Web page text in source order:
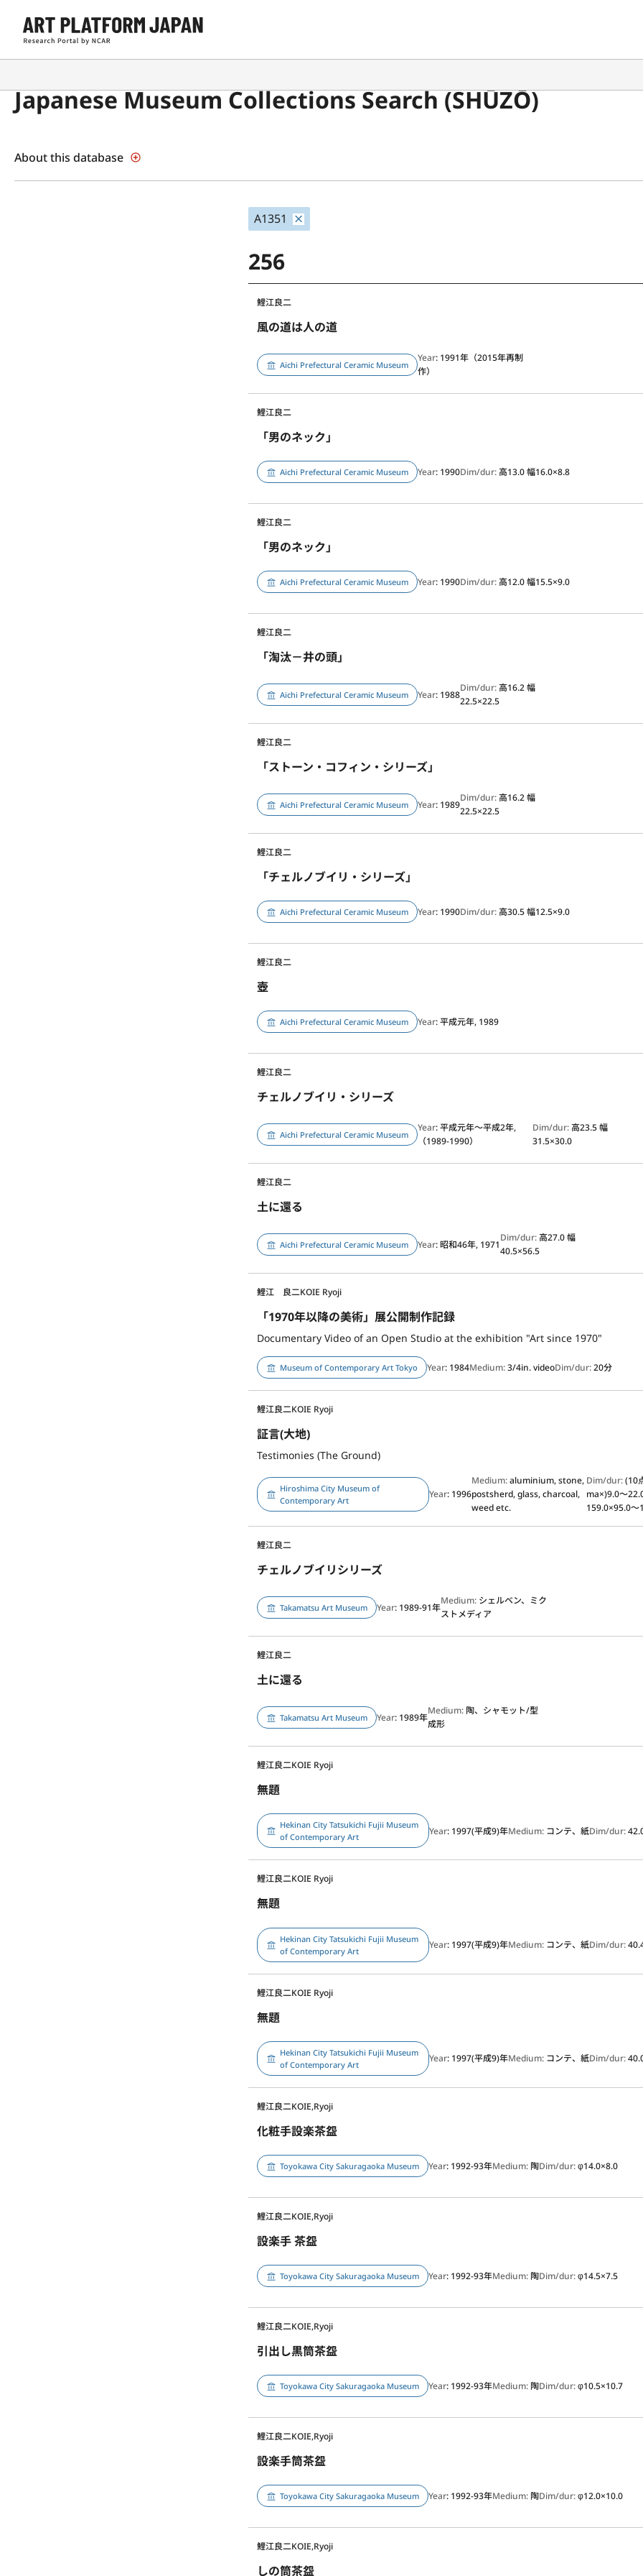
Japanese Museum Collections Search (SHŪZŌ)
About this database
A1351
256
風の道は人の道
鯉江良二
Aichi Prefectural Ceramic Museum
Year: 1991年（2015年再制
作）
「男のネック」
鯉江良二
Aichi Prefectural Ceramic Museum Year: 1990Dim/dur:高13.0 幅16.0×8.8
「男のネック」
鯉江良二
Aichi Prefectural Ceramic Museum Year: 1990Dim/dur:高12.0 幅15.5×9.0
「淘汰－井の頭」
鯉江良二
Aichi Prefectural Ceramic Museum Year: 1988
Dim/dur:高16.2 幅
22.5×22.5
「ストーン・コフィン・シリーズ」
鯉江良二
Aichi Prefectural Ceramic Museum Year: 1989
Dim/dur:高16.2 幅
22.5×22.5
「チェルノブイリ・シリーズ」
鯉江良二
Aichi Prefectural Ceramic Museum Year: 1990Dim/dur:高30.5 幅12.5×9.0
壺
鯉江良二
Aichi Prefectural Ceramic Museum Year: 平成元年, 1989
チェルノブイリ・シリーズ
鯉江良二
Aichi Prefectural Ceramic Museum
Year: 平成元年～平成2年,
（1989-1990）
Dim/dur:高23.5 幅
31.5×30.0
土に還る
鯉江良二
Aichi Prefectural Ceramic Museum Year: 昭和46年, 1971
Dim/dur:高27.0 幅
40.5×56.5
「1970年以降の美術」展公開制作記録
Documentary Video of an Open Studio at the exhibition "Art since 1970"
鯉江 良二KOIE Ryoji
Museum of Contemporary Art Tokyo Year: 1984Medium:3/4in. videoDim/dur:20分
証言(大地)
Testimonies (The Ground)
鯉江良二KOIE Ryoji
Hiroshima City Museum of
Contemporary Art
Year: 1996
Medium:aluminium, stone,
postsherd, glass, charcoal,
weed etc.
Dim/dur:(10
ma×)9.0～
159.0×95.0～
チェルノブイリシリーズ
鯉江良二
Takamatsu Art Museum Year: 1989-91年
Medium: シェルベン、ミク
ストメディア
土に還る
鯉江良二
Takamatsu Art Museum Year: 1989年
Medium: 陶、シャモット/型
成形
無題
鯉江良二KOIE Ryoji
Hekinan City Tatsukichi Fujii Museum
of Contemporary Art
Year: 1997(平成9)年Medium: コンテ、紙Dim/dur:
無題
鯉江良二KOIE Ryoji
Hekinan City Tatsukichi Fujii Museum
of Contemporary Art
Year: 1997(平成9)年Medium: コンテ、紙Dim/dur:
無題
鯉江良二KOIE Ryoji
Hekinan City Tatsukichi Fujii Museum
of Contemporary Art
Year: 1997(平成9)年Medium: コンテ、紙Dim/dur:
化粧手設楽茶盌
鯉江良二KOIE,Ryoji
Toyokawa City Sakuragaoka Museum Year: 1992-93年Medium: 陶Dim/dur:φ14.0×8.0
設楽手 茶盌
鯉江良二KOIE,Ryoji
Toyokawa City Sakuragaoka Museum Year: 1992-93年Medium: 陶Dim/dur:φ14.5×7.5
引出し黒筒茶盌
鯉江良二KOIE,Ryoji
Toyokawa City Sakuragaoka Museum Year: 1992-93年Medium: 陶Dim/dur:φ10.5×10.7
設楽手筒茶盌
鯉江良二KOIE,Ryoji
Toyokawa City Sakuragaoka Museum Year: 1992-93年Medium: 陶Dim/dur:φ12.0×10.0
しの筒茶盌
鯉江良二KOIE,Ryoji